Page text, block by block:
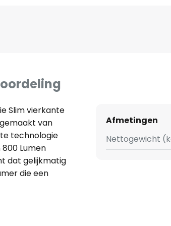
Slim vierkante
van
technologie
Lumen
dat gelijkmatig
die een
verkrijgbaar in
Afmetingen
Nettogewicht